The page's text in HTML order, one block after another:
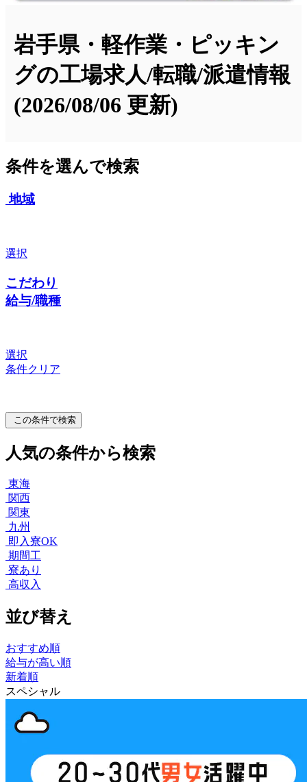
岩手県・軽作業・ピッキン
グの工場求人/転職/派遣情報
(2026/08/06 更新)
条件を選んで検索
地域
選択
こだわり
給与/職種
選択
条件クリア
この条件で検索
人気の条件から検索
東海
関西
関東
九州
即入寮OK
期間工
寮あり
高収入
並び替え
おすすめ順
給与が高い順
新着順
スペシャル